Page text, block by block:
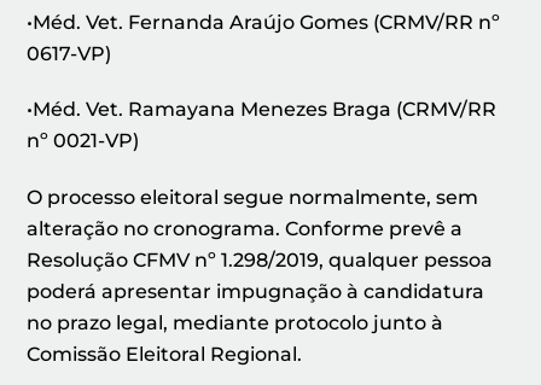
•Méd. Vet. Fernanda Araújo Gomes (CRMV/RR nº
0617-VP)
•Méd. Vet. Ramayana Menezes Braga (CRMV/RR
nº 0021-VP)
O processo eleitoral segue normalmente, sem
alteração no cronograma. Conforme prevê a
Resolução CFMV nº 1.298/2019, qualquer pessoa
poderá apresentar impugnação à candidatura
no prazo legal, mediante protocolo junto à
Comissão Eleitoral Regional.